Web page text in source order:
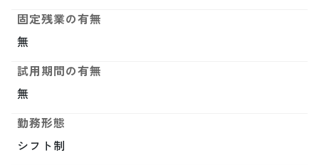
固定残業の有無
無
試用期間の有無
無
勤務形態
シフト制